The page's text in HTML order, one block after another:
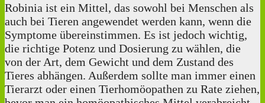
Robinia ist ein Mittel, das sowohl bei Menschen als
auch bei Tieren angewendet werden kann, wenn die
Symptome übereinstimmen. Es ist jedoch wichtig,
die richtige Potenz und Dosierung zu wählen, die
von der Art, dem Gewicht und dem Zustand des
Tieres abhängen. Außerdem sollte man immer einen
Tierarzt oder einen Tierhomöopathen zu Rate ziehen,